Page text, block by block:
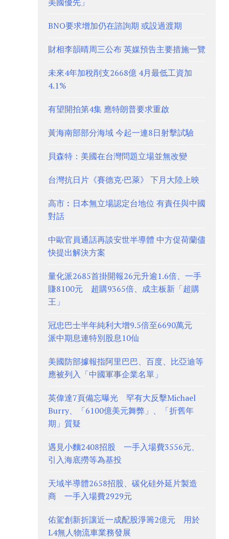
BNO要求增加仍在諮詢期 或設過渡期
財相李韻晴周三公布 英媒預告主要措施一覽
未來4年加稅削支2668億 4月最低工資加
4.1%
有望開拍第4集 應特朗普要求重啟
黃海南部部分海域 今起一連8日射擊試驗
貝森特：美國在台灣問題立場並無改變
台灣抗日片《賽德克·巴萊》 下月大陸上映
高市︰日本無立場認定台地位 有責任與中國
對話
中歐官員通話再談安世半導體 中方促荷蘭儘
快提出解決方案
量化派2685首掛開報26元升逾1.6倍、一手
賺8100元 超購9365倍、成主板新「超購
王」
冠忠巴士半年純利大增9.5倍至6690萬元
派中期息連特別股息10仙
美國防部據報指阿里巴巴、百度、比亞迪等
應被列入「中國軍事企業名單」
英偉達7頁備忘曝光 罕有大反擊Michael
Burry、「6100億美元舞弊」、「折舊年
期」質疑
遇見小麵2408招股 一手入場費3556元、
引入海底撈等為基投
天域半導體2658招股、碳化硅外延片製造
商 一手入場費2929元
佑駕創新折讓近一成配股淨籌2億元 用於
L4無人物流車業務發展